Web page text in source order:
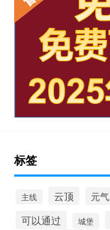
标签
主线 云顶 元气
可以通过 城堡